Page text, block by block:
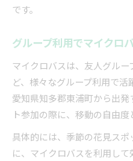
です。
グループ利用でマイクロ
マイクロバスは、友人グル
ど、様々なグループ利用で活
愛知県知多郡東浦町から出
ト参加の際に、移動の自由度
具体的には、季節の花見ス
に、マイクロバスを利用し